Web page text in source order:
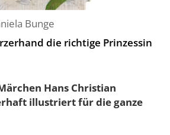
Bunge
die richtige Prinzessin
Hans Christian
illustriert für die ganze